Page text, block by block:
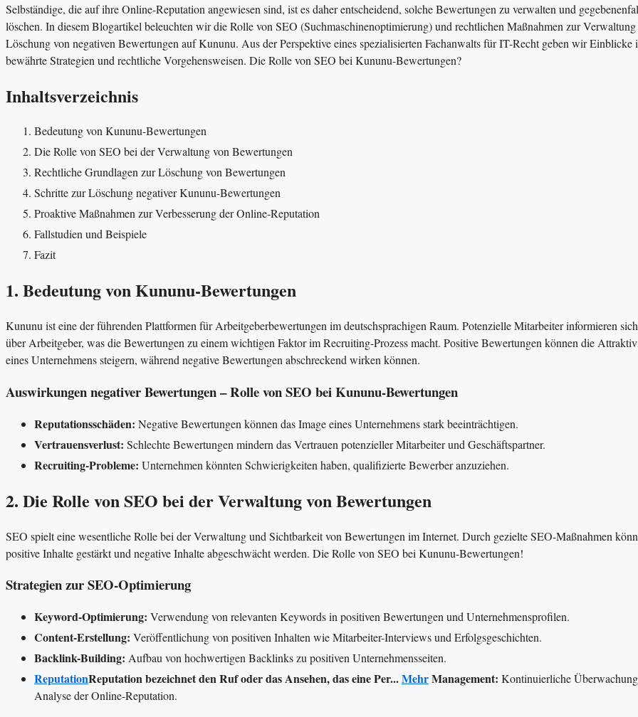
Selbständige, die auf ihre Online-Reputation angewiesen sind, ist es daher entscheidend, solche Bewertungen zu verwalten und
löschen. In diesem Blogartikel beleuchten wir die Rolle von SEO (Suchmaschinenoptimierung) und rechtlichen Maßnahmen zur Verwaltung
Löschung von negativen Bewertungen auf Kununu. Aus der Perspektive eines spezialisierten Fachanwalts für IT-Recht geben wir Einblicke
bewährte Strategien und rechtliche Vorgehensweisen. Die Rolle von SEO bei Kununu-Bewertungen?
Inhaltsverzeichnis
Bedeutung von Kununu-Bewertungen
Die Rolle von SEO bei der Verwaltung von Bewertungen
Rechtliche Grundlagen zur Löschung von Bewertungen
Schritte zur Löschung negativer Kununu-Bewertungen
Proaktive Maßnahmen zur Verbesserung der Online-Reputation
Fallstudien und Beispiele
Fazit
1. Bedeutung von Kununu-Bewertungen
Kununu ist eine der führenden Plattformen für Arbeitgeberbewertungen im deutschsprachigen Raum. Potenzielle Mitarbeiter informieren
über Arbeitgeber, was die Bewertungen zu einem wichtigen Faktor im Recruiting-Prozess macht. Positive Bewertungen können die
eines Unternehmens steigern, während negative Bewertungen abschreckend wirken können.
Auswirkungen negativer Bewertungen – Rolle von SEO bei Kununu-Bewertungen
Reputationsschäden: Negative Bewertungen können das Image eines Unternehmens stark beeinträchtigen.
Vertrauensverlust: Schlechte Bewertungen mindern das Vertrauen potenzieller Mitarbeiter und Geschäftspartner.
Recruiting-Probleme: Unternehmen könnten Schwierigkeiten haben, qualifizierte Bewerber anzuziehen.
2. Die Rolle von SEO bei der Verwaltung von Bewertungen
SEO spielt eine wesentliche Rolle bei der Verwaltung und Sichtbarkeit von Bewertungen im Internet. Durch gezielte SEO-Maßnahmen
positive Inhalte gestärkt und negative Inhalte abgeschwächt werden. Die Rolle von SEO bei Kununu-Bewertungen!
Strategien zur SEO-Optimierung
Keyword-Optimierung: Verwendung von relevanten Keywords in positiven Bewertungen und Unternehmensprofilen.
Content-Erstellung: Veröffentlichung von positiven Inhalten wie Mitarbeiter-Interviews und Erfolgsgeschichten.
Backlink-Building: Aufbau von hochwertigen Backlinks zu positiven Unternehmensseiten.
ReputationReputation bezeichnet den Ruf oder das Ansehen, das eine Per...MehrManagement: Kontinuierliche
Analyse der Online-Reputation.